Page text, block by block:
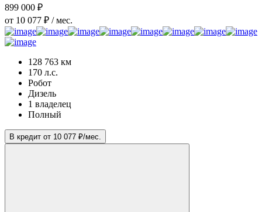
899 000 ₽
от 10 077 ₽ / мес.
128 763 км
170 л.с.
Робот
Дизель
1 владелец
Полный
В кредит от 10 077 ₽/мес.